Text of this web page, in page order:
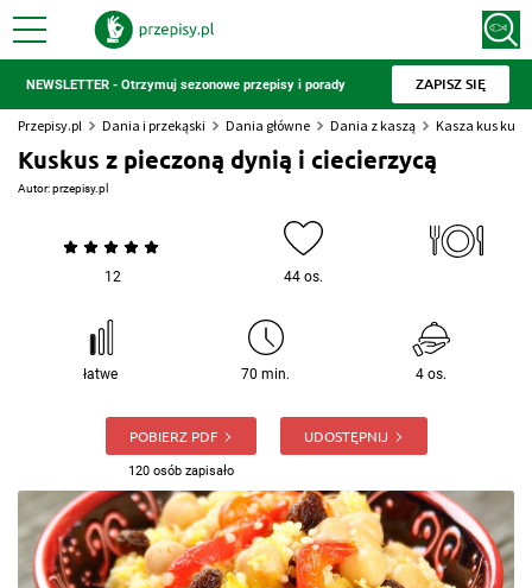
NEWSLETTER - Otrzymuj sezonowe przepisy i porady ZAPISZ SIĘ
Przepisy.pl Dania i przekąski Dania główne Dania z kaszą Kasza kus kus
Kuskus z pieczoną dynią i ciecierzycą
Autor:przepisy.pl
12 44 os.
łatwe 70 min. 4 os.
POBIERZ PDF
120 osób zapisało
UDOSTĘPNIJ